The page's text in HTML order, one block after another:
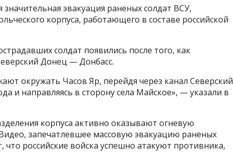
эвакуация раненых солдат ВСУ,
корпуса, работающего в составе российской
солдат появились после того, как
Донец — Донбасс.
окружать Часов Яр, перейдя через канал Северский
и направляясь в сторону села Майское», — указали в
корпуса активно оказывают огневую
запечатлевшее массовую эвакуацию раненых
что российские войска успешно атакуют противника,